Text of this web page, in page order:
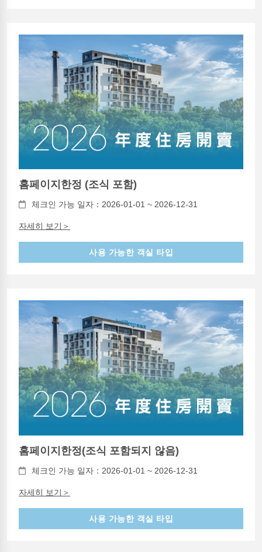
홈페이지한정 (조식 포함)
체크인 가능 일자：2026-01-01 ~ 2026-12-31
자세히 보기＞
사용 가능한 객실 타입
홈페이지한정(조식 포함되지 않음)
체크인 가능 일자：2026-01-01 ~ 2026-12-31
자세히 보기＞
사용 가능한 객실 타입